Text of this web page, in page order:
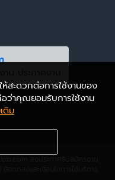
ห้สะดวกต่อการใช้งานของ
ว่าคุณยอมรับการใช้งาน
ติม